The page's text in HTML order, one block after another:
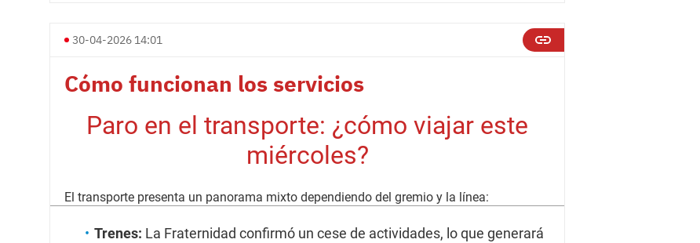
30-04-2026 14:01
Cómo funcionan los servicios
Paro en el transporte: ¿cómo viajar este
miércoles?
El transporte presenta un panorama mixto dependiendo del gremio y la línea:
Trenes: La Fraternidad confirmó un cese de actividades, lo que generará